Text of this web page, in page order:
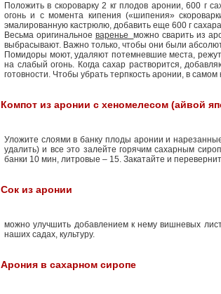
Положить в скороварку 2 кг плодов аронии, 600 г
огонь и с момента кипения («шипения»
эмалированную кастрюлю, добавить еще 600 г
Весьма оригинальное вареньеможно сварить из
выбрасывают. Важно только, чтобы они были
Помидоры моют, удаляют потемневшие места,
на слабый огонь. Когда сахар растворится,
готовности. Чтобы убрать терпкость аронии, в
Компот из аронии с хеномелесом (айвой
Уложите слоями в банку плоды аронии и
удалить) и все это залейте горячим сахарным
банки 10 мин, литровые – 15. Закатайте и
Сок из аронии
можно улучшить добавлением к нему вишневых
наших садах, культуру.
Арония в сахарном сиропе